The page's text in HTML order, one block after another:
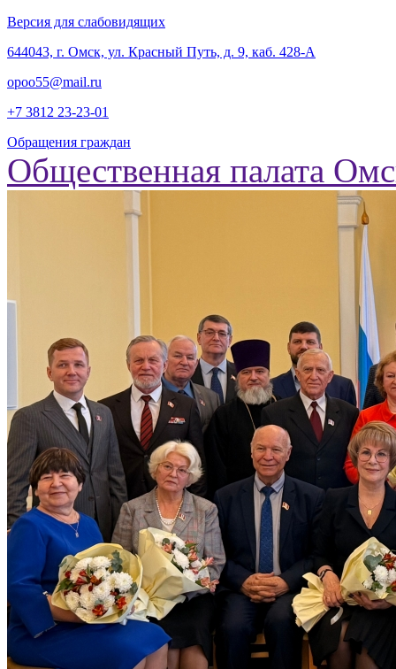
Версия для слабовидящих
‎644043, г. Омск, ул. Красный Путь, д. 9, каб. 428-А
opoo55@mail.ru
+7 3812 23-23-01
Обращения граждан
Общественная палата